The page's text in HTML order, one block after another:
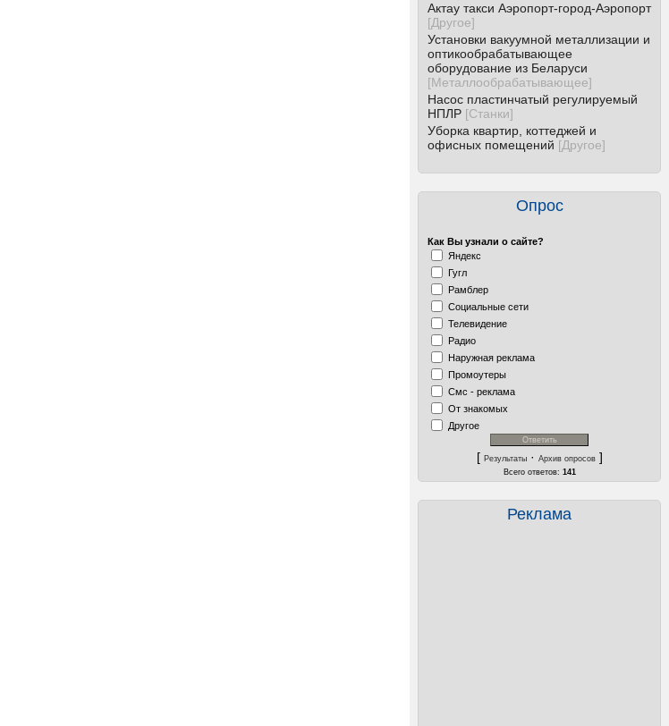
Актау такси Аэропорт-город-Аэропорт
[Другое]
Установки вакуумной металлизации и
оптикообрабатывающее
оборудование из Беларуси
[Металлообрабатывающее]
Насос пластинчатый регулируемый
НПЛР [Станки]
Уборка квартир, коттеджей и
офисных помещений [Другое]
Опрос
Как Вы узнали о сайте?
Яндекс
Гугл
Рамблер
Социальные сети
Телевидение
Радио
Наружная реклама
Промоутеры
Смс - реклама
От знакомых
Другое
[ Результаты· Архив опросов]
Всего ответов: 141
Реклама